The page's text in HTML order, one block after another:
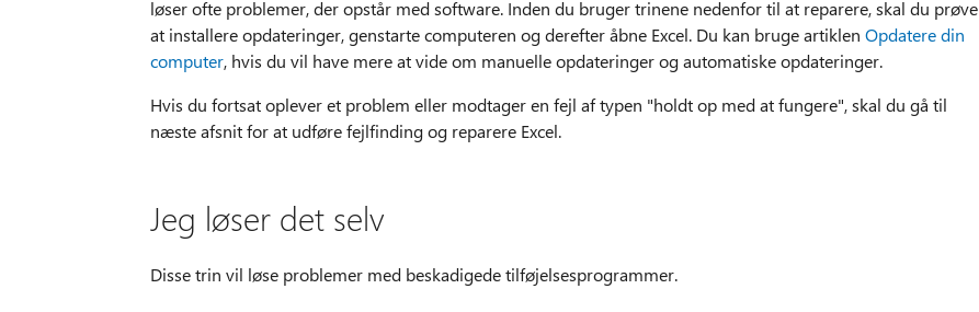
løser ofte problemer, der opstår med software. Inden du bruger trinene nedenfor til at reparere, skal du prøve
at installere opdateringer, genstarte computeren og derefter åbne Excel. Du kan bruge artiklen Opdatere din
computer, hvis du vil have mere at vide om manuelle opdateringer og automatiske opdateringer.
Hvis du fortsat oplever et problem eller modtager en fejl af typen "holdt op med at fungere", skal du gå til
næste afsnit for at udføre fejlfinding og reparere Excel.
Jeg løser det selv
Disse trin vil løse problemer med beskadigede tilføjelsesprogrammer.